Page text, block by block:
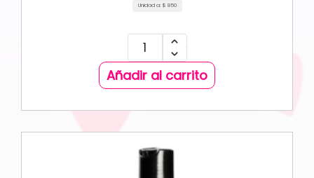
Unidad a: $ 850
Añadir al carrito